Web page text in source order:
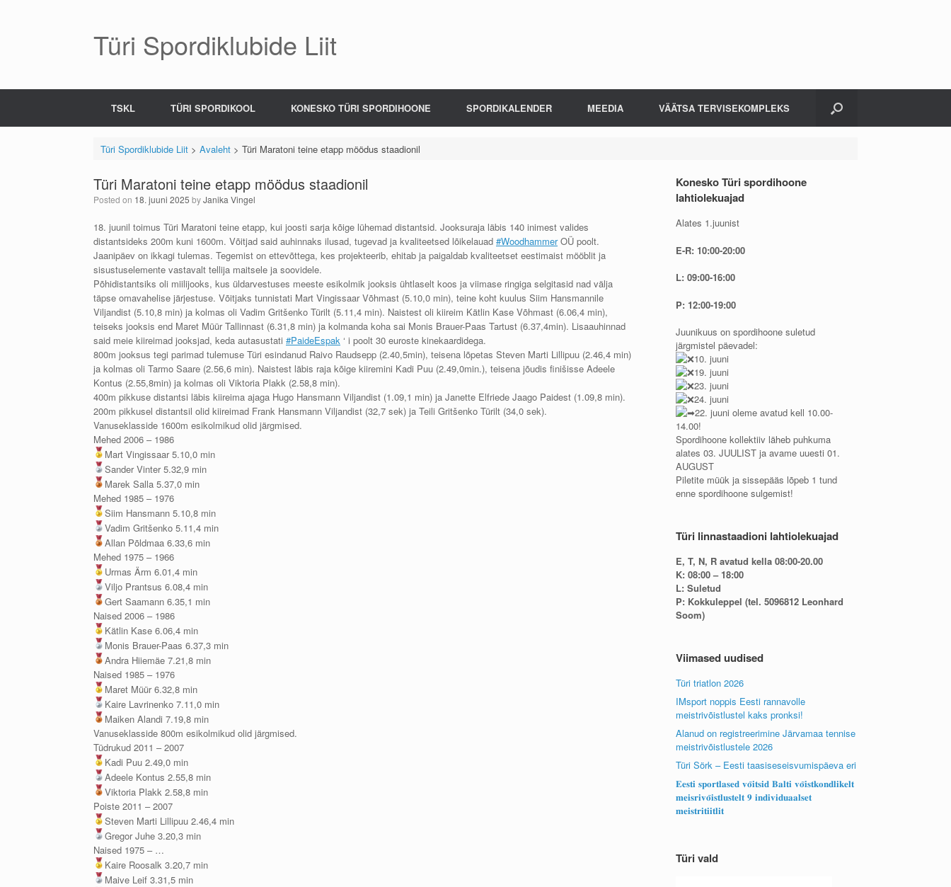
Türi Spordiklubide Liit
TSKL TÜRI SPORDIKOOL KONESKO TÜRI SPORDIHOONE SPORDIKALENDER MEEDIA VÄÄTSA TERVISEKOMPLEKS
Türi Spordiklubide Liit> Avaleht> Türi Maratoni teine etapp möödus staadionil
Türi Maratoni teine etapp möödus staadionil
Posted on 18. juuni 2025 byJanika Vingel
18. juunil toimus Türi Maratoni teine etapp, kui joosti sarja kõige lühemad distantsid. Jooksuraja läbis 140 inimest valides
distantsideks 200m kuni 1600m. Võitjad said auhinnaks ilusad, tugevad ja kvaliteetsed lõikelauad #WoodhammerOÜ poolt.
Jaanipäev on ikkagi tulemas. Tegemist on ettevõttega, kes projekteerib, ehitab ja paigaldab kvaliteetset eestimaist mööblit ja
sisustuselemente vastavalt tellija maitsele ja soovidele.
Põhidistantsiks oli miilijooks, kus üldarvestuses meeste esikolmik jooksis ühtlaselt koos ja viimase ringiga selgitasid nad välja
täpse omavahelise järjestuse. Võitjaks tunnistati Mart Vingissaar Võhmast (5.10,0 min), teine koht kuulus Siim Hansmannile
Viljandist (5.10,8 min) ja kolmas oli Vadim Gritšenko Türilt (5.11,4 min). Naistest oli kiireim Kätlin Kase Võhmast (6.06,4 min),
teiseks jooksis end Maret Müür Tallinnast (6.31,8 min) ja kolmanda koha sai Monis Brauer-Paas Tartust (6.37,4min). Lisaauhinnad
said meie kiireimad jooksjad, keda autasustati #PaideEspak ‘ i poolt 30 euroste kinekaardidega.
800m jooksus tegi parimad tulemuse Türi esindanud Raivo Raudsepp (2.40,5min), teisena lõpetas Steven Marti Lillipuu (2.46,4 min)
ja kolmas oli Tarmo Saare (2.56,6 min). Naistest läbis raja kõige kiiremini Kadi Puu (2.49,0min.), teisena jõudis finišisse Adeele
Kontus (2.55,8min) ja kolmas oli Viktoria Plakk (2.58,8 min).
400m pikkuse distantsi läbis kiireima ajaga Hugo Hansmann Viljandist (1.09,1 min) ja Janette Elfriede Jaago Paidest (1.09,8 min).
200m pikkusel distantsil olid kiireimad Frank Hansmann Viljandist (32,7 sek) ja Teili Gritšenko Türilt (34,0 sek).
Vanuseklasside 1600m esikolmikud olid järgmised.
Mehed 2006 – 1986
Mart Vingissaar 5.10,0 min
Sander Vinter 5.32,9 min
Marek Salla 5.37,0 min
Mehed 1985 – 1976
Siim Hansmann 5.10,8 min
Vadim Gritšenko 5.11,4 min
Allan Põldmaa 6.33,6 min
Mehed 1975 – 1966
Urmas Ärm 6.01,4 min
Viljo Prantsus 6.08,4 min
Gert Saamann 6.35,1 min
Naised 2006 – 1986
Kätlin Kase 6.06,4 min
Monis Brauer-Paas 6.37,3 min
Andra Hiiemäe 7.21,8 min
Naised 1985 – 1976
Maret Müür 6.32,8 min
Kaire Lavrinenko 7.11,0 min
Maiken Alandi 7.19,8 min
Vanuseklasside 800m esikolmikud olid järgmised.
Tüdrukud 2011 – 2007
Kadi Puu 2.49,0 min
Adeele Kontus 2.55,8 min
Viktoria Plakk 2.58,8 min
Poiste 2011 – 2007
Steven Marti Lillipuu 2.46,4 min
Gregor Juhe 3.20,3 min
Naised 1975 – …
Kaire Roosalk 3.20,7 min
Maive Leif 3.31,5 min
Konesko Türi spordihoone
lahtiolekuajad
Alates 1.juunist
E-R: 10:00-20:00
L: 09:00-16:00
P: 12:00-19:00
Juunikuus on spordihoone suletud
järgmistel päevadel:
10. juuni
19. juuni
23. juuni
24. juuni
22. juuni oleme avatud kell 10.00-
14.00!
Spordihoone kollektiiv läheb puhkuma
alates 03. JUULIST ja avame uuesti 01.
AUGUST
Piletite müük ja sissepääs lõpeb 1 tund
enne spordihoone sulgemist!
Türi linnastaadioni lahtiolekuajad
E, T, N, R avatud kella 08:00-20.00
K: 08:00 – 18:00
L: Suletud
P: Kokkuleppel (tel. 5096812 Leonhard
Soom)
Viimased uudised
Türi triatlon 2026
IMsport noppis Eesti rannavolle
meistrivõistlustel kaks pronksi!
Alanud on registreerimine Järvamaa tennise
meistrivõistlustele 2026
Türi Sörk – Eesti taasiseseisvumispäeva eri
𝐄𝐞𝐬𝐭𝐢 𝐬𝐩𝐨𝐫𝐭𝐥𝐚𝐬𝐞𝐝 𝐯𝐨̃𝐢𝐭𝐬𝐢𝐝 𝐁𝐚𝐥𝐭𝐢 𝐯𝐨̃𝐢𝐬𝐭𝐤𝐨𝐧𝐝𝐥𝐢𝐤𝐞𝐥𝐭
𝐦𝐞𝐢𝐬𝐫𝐢𝐯𝐨̃𝐢𝐬𝐭𝐥𝐮𝐬𝐭𝐞𝐥𝐭 𝟗 𝐢𝐧𝐝𝐢𝐯𝐢𝐝𝐮𝐚𝐚𝐥𝐬𝐞𝐭
𝐦𝐞𝐢𝐬𝐭𝐫𝐢𝐭𝐢𝐢𝐭𝐥𝐢𝐭
Türi vald